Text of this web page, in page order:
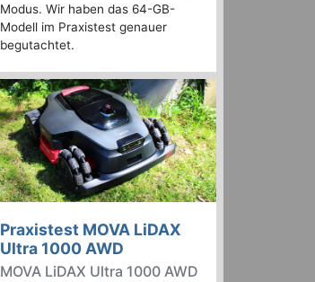
Modus. Wir haben das 64-GB-
Modell im Praxistest genauer
begutachtet.
Praxistest MOVA LiDAX
Ultra 1000 AWD
MOVA LiDAX Ultra 1000 AWD